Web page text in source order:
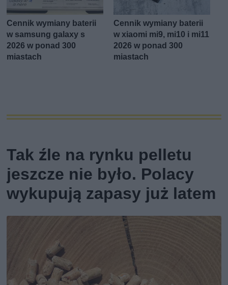
Cennik wymiany baterii
w samsung galaxy s
2026 w ponad 300
miastach
Cennik wymiany baterii
w xiaomi mi9, mi10 i mi11
2026 w ponad 300
miastach
Tak źle na rynku pelletu
jeszcze nie było. Polacy
wykupują zapasy już latem